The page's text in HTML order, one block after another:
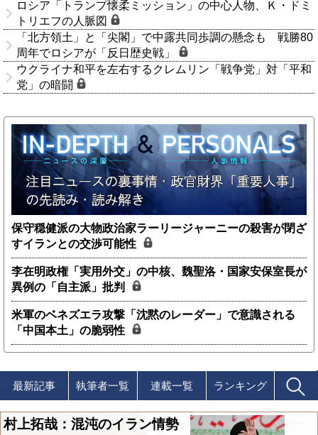
ロシア「トランプ懐柔ミッション」の中心人物、Ｋ・ドミ
トリエフの人脈図
「北方領土」と「尖閣」で中露共同歩調の懸念も 戦勝80
周年でロシアが「反日歴史戦」
ウクライナ和平を左右するクレムリン「戦争党」対「平和
党」の暗闘
保守穏健派の大物政治家ラーリージャーニーの殺害が閉ざ
すイランとの交渉可能性
李在明政権「実用外交」の中核、魏聖洛・国家安保室長が
異例の「自主派」批判
米軍のベネズエラ攻撃「沈黙のレーダー」で意識される
「中国本土」の脆弱性
最新記事 執筆者一覧 連載一覧 ランキング
村上拓哉：混沌のイラン情勢